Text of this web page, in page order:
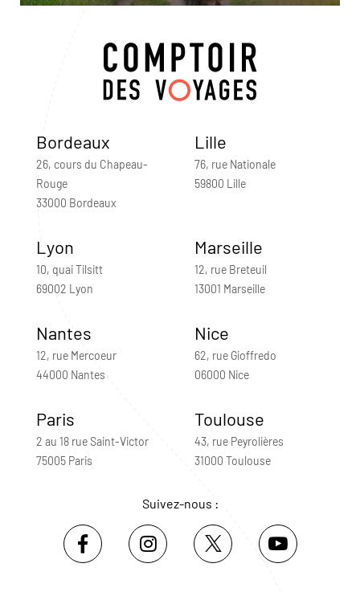
Bordeaux
26, cours du Chapeau-
Rouge
33000 Bordeaux
Lille
76, rue Nationale
59800 Lille
Lyon
10, quai Tilsitt
69002 Lyon
Marseille
12, rue Breteuil
13001 Marseille
Nantes
12, rue Mercoeur
44000 Nantes
Nice
62, rue Gioffredo
06000 Nice
Paris
2 au 18 rue Saint-Victor
75005 Paris
Toulouse
43, rue Peyrolières
31000 Toulouse
Suivez-nous :